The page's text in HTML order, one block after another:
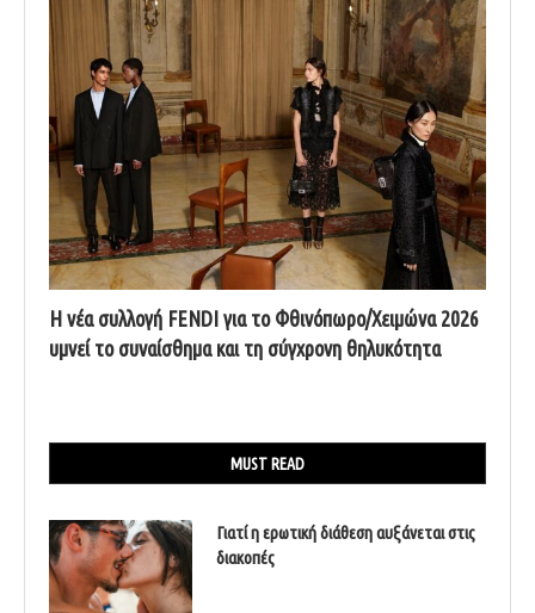
Η νέα συλλογή FENDI για το Φθινόπωρο/Χειμώνα 2026
υμνεί το συναίσθημα και τη σύγχρονη θηλυκότητα
MUST READ
Γιατί η ερωτική διάθεση αυξάνεται στις
διακοπές